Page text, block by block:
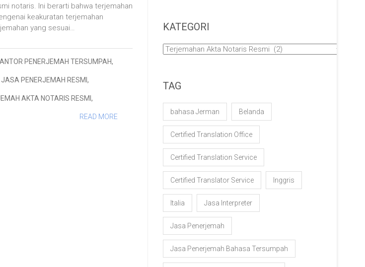
notaris. Ini berarti bahwa terjemahan
keakuratan terjemahan
yang sesuai…
PENERJEMAH TERSUMPAH,
JASA PENERJEMAH RESMI ,
AKTA NOTARIS RESMI ,
READ MORE
KATEGORI
Kategori
TAG
bahasa Jerman Belanda
Certified Translation Office
Certified Translation Service
Certified Translator Service Inggris
Italia Jasa Interpreter
Jasa Penerjemah
Jasa Penerjemah Bahasa Tersumpah